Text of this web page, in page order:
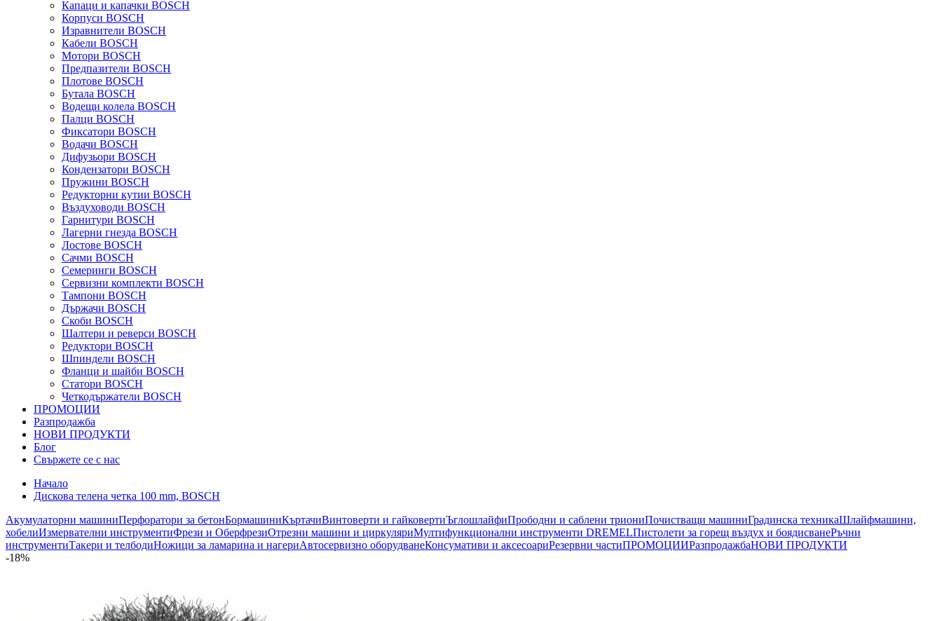
Капаци и капачки BOSCH
Корпуси BOSCH
Изравнители BOSCH
Кабели BOSCH
Мотори BOSCH
Предпазители BOSCH
Плотове BOSCH
Бутала BOSCH
Водещи колела BOSCH
Палци BOSCH
Фиксатори BOSCH
Водачи BOSCH
Дифузьори BOSCH
Кондензатори BOSCH
Пружини BOSCH
Редукторни кутии BOSCH
Въздуховоди BOSCH
Гарнитури BOSCH
Лагерни гнезда BOSCH
Лостове BOSCH
Сачми BOSCH
Семеринги BOSCH
Сервизни комплекти BOSCH
Тампони BOSCH
Държачи BOSCH
Скоби BOSCH
Шалтери и реверси BOSCH
Редуктори BOSCH
Шпиндели BOSCH
Фланци и шайби BOSCH
Статори BOSCH
Четкодържатели BOSCH
ПРОМОЦИИ
Разпродажба
НОВИ ПРОДУКТИ
Блог
Свържете се с нас
Начало
Дискова телена четка 100 mm, BOSCH
Акумулаторни машиниПерфоратори за бетонБормашиниКъртачиВинтоверти и гайковертиЪглошлайфиПрободни и саблени триониПочистващи машиниГрадинска техникаШлайфмашини,
хобелиИзмервателни инструментиФрези и ОберфрезиОтрезни машини и циркуляриМултифункционални инструменти DREMELПистолети за горещ въздух и боядисванеРъчни
инструментиТакери и телбодиНожици за ламарина и нагериАвтосервизно оборудванеКонсумативи и аксесоариРезервни частиПРОМОЦИИРазпродажбаНОВИ ПРОДУКТИ
-18%